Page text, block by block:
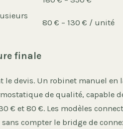
80 € – 130 € / unité
finale
devis. Un robinet manuel en
de qualité, capable
€ et 80 €. Les modèles
compter le bridge de